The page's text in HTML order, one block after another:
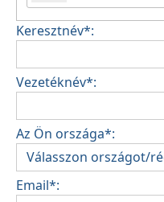
Keresztnév*:
Vezetéknév*:
Az Ön országa*:
Email*: